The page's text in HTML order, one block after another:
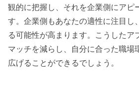
観的に把握し、それを企業側にアピ
す。企業側もあなたの適性に注目し
る可能性が高まります。こうしたア
マッチを減らし、自分に合った職場
広げることができるでしょう。